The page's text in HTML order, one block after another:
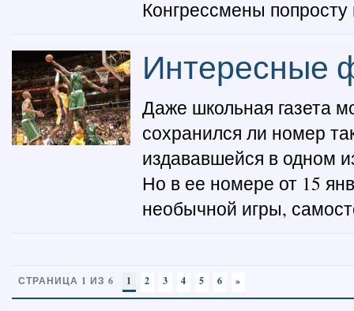
Конгрессмены
Интересные
Даже школьная газета
сохранился ли номер
издававшейся в одном
Но в ее номере от 15
необычной игры,
СТРАНИЦА 1 ИЗ 6 1 2 3 4 5 6 »